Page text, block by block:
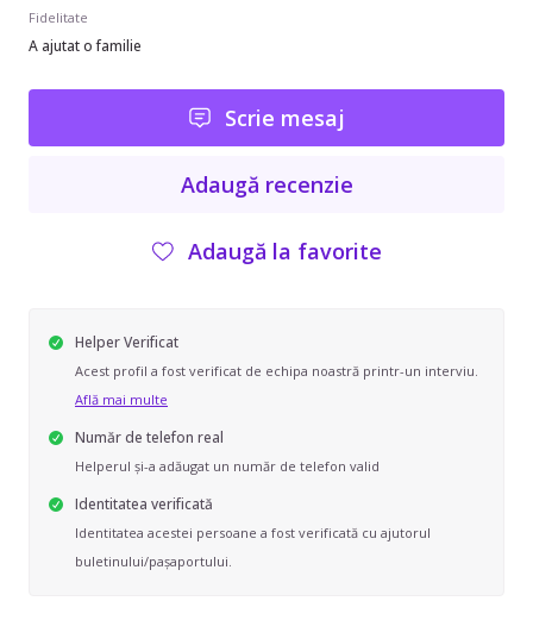
Fidelitate
A ajutat o familie
Scrie mesaj
Adaugă recenzie
Adaugă la favorite
Helper Verificat
Acest profil a fost verificat de echipa noastră printr-un interviu.
Află mai multe
Număr de telefon real
Helperul și-a adăugat un număr de telefon valid
Identitatea verificată
Identitatea acestei persoane a fost verificată cu ajutorul
buletinului/pașaportului.